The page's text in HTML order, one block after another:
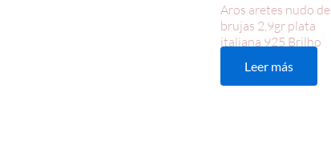
Aros aretes nudo de
brujas 2,9gr plata
italiana 925 Brilho
Leer más